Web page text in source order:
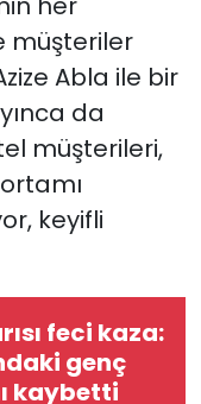
müşteriler
Abla ile bir
da
müşterileri,
keyifli
feci kaza:
genç
kaybetti